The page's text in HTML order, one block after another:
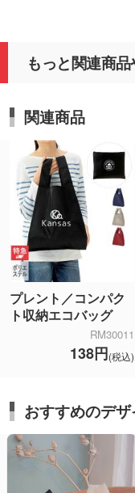
もっと関連商
関連商品
プレント／コンパク
ト収納エコバッグ
RM30011
138円(税込)
おすすめのデ